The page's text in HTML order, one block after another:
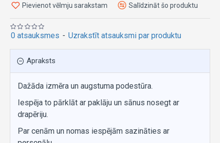
0 atsauksmes - Uzrakstīt atsauksmi par produktu
Pievienot vēlmju sarakstam Salīdzināt šo produktu
Apraksts
Dažāda izmēra un augstuma podestūra.
Iespēja to pārklāt ar paklāju un sānus nosegt ar
drapēriju.
Par cenām un nomas iespējām sazināties ar